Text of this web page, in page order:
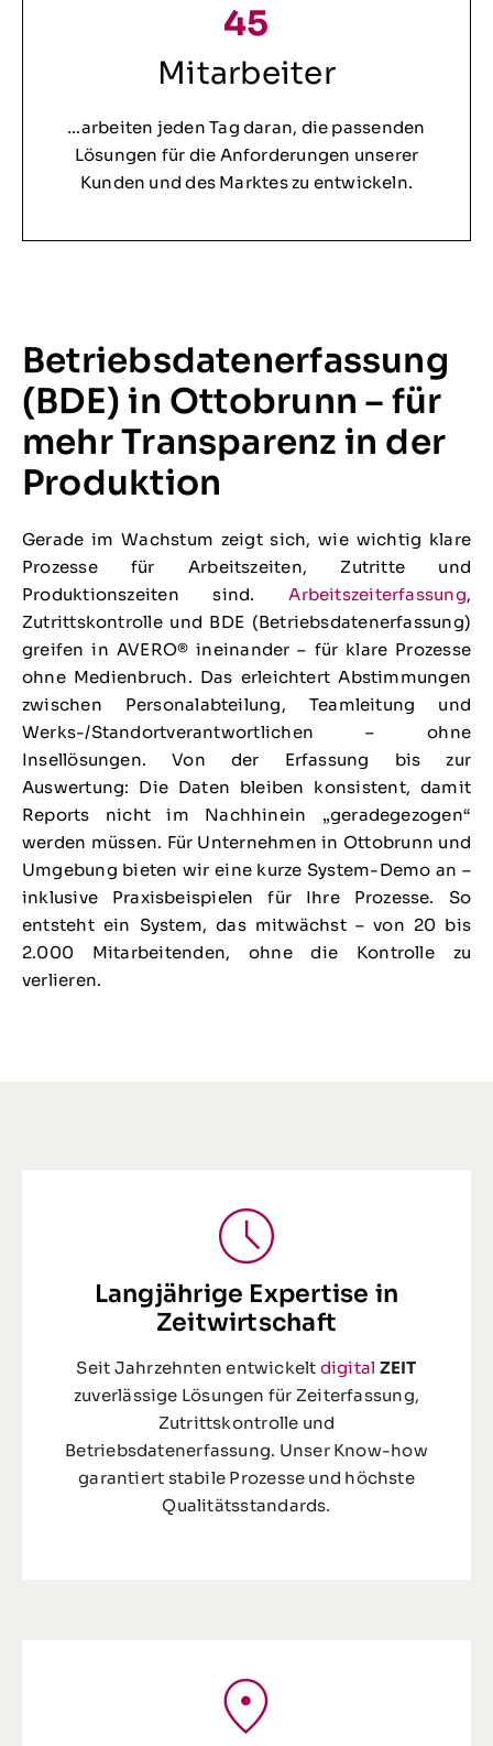
45
Mitarbeiter
…arbeiten jeden Tag daran, die passenden
Lösungen für die Anforderungen unserer
Kunden und des Marktes zu entwickeln.
Betriebsdatenerfassung
(BDE) in Ottobrunn – für
mehr Transparenz in der
Produktion
Gerade im Wachstum zeigt sich, wie wichtig klare
Prozesse für Arbeitszeiten, Zutritte und
Produktionszeiten sind.Arbeitszeiterfassung,
Zutrittskontrolle und BDE (Betriebsdatenerfassung)
greifen in AVERO® ineinander – für klare Prozesse
ohne Medienbruch. Das erleichtert Abstimmungen
zwischen Personalabteilung, Teamleitung und
Werks-/Standortverantwortlichen – ohne
Insellösungen. Von der Erfassung bis zur
Auswertung: Die Daten bleiben konsistent, damit
Reports nicht im Nachhinein „geradegezogen“
werden müssen. Für Unternehmen in Ottobrunn und
Umgebung bieten wir eine kurze System-Demo an –
inklusive Praxisbeispielen für Ihre Prozesse. So
entsteht ein System, das mitwächst – von 20 bis
2.000 Mitarbeitenden, ohne die Kontrolle zu
verlieren.
Langjährige Expertise in
Zeitwirtschaft
Seit Jahrzehnten entwickelt digital ZEIT
zuverlässige Lösungen für Zeiterfassung,
Zutrittskontrolle und
Betriebsdatenerfassung. Unser Know-how
garantiert stabile Prozesse und höchste
Qualitätsstandards.